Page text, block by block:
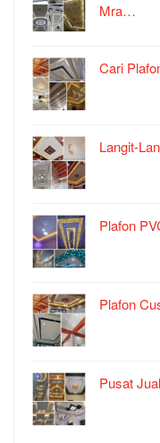
Mra…
Cari
Langit-
Plafon
Plafon
Pusat